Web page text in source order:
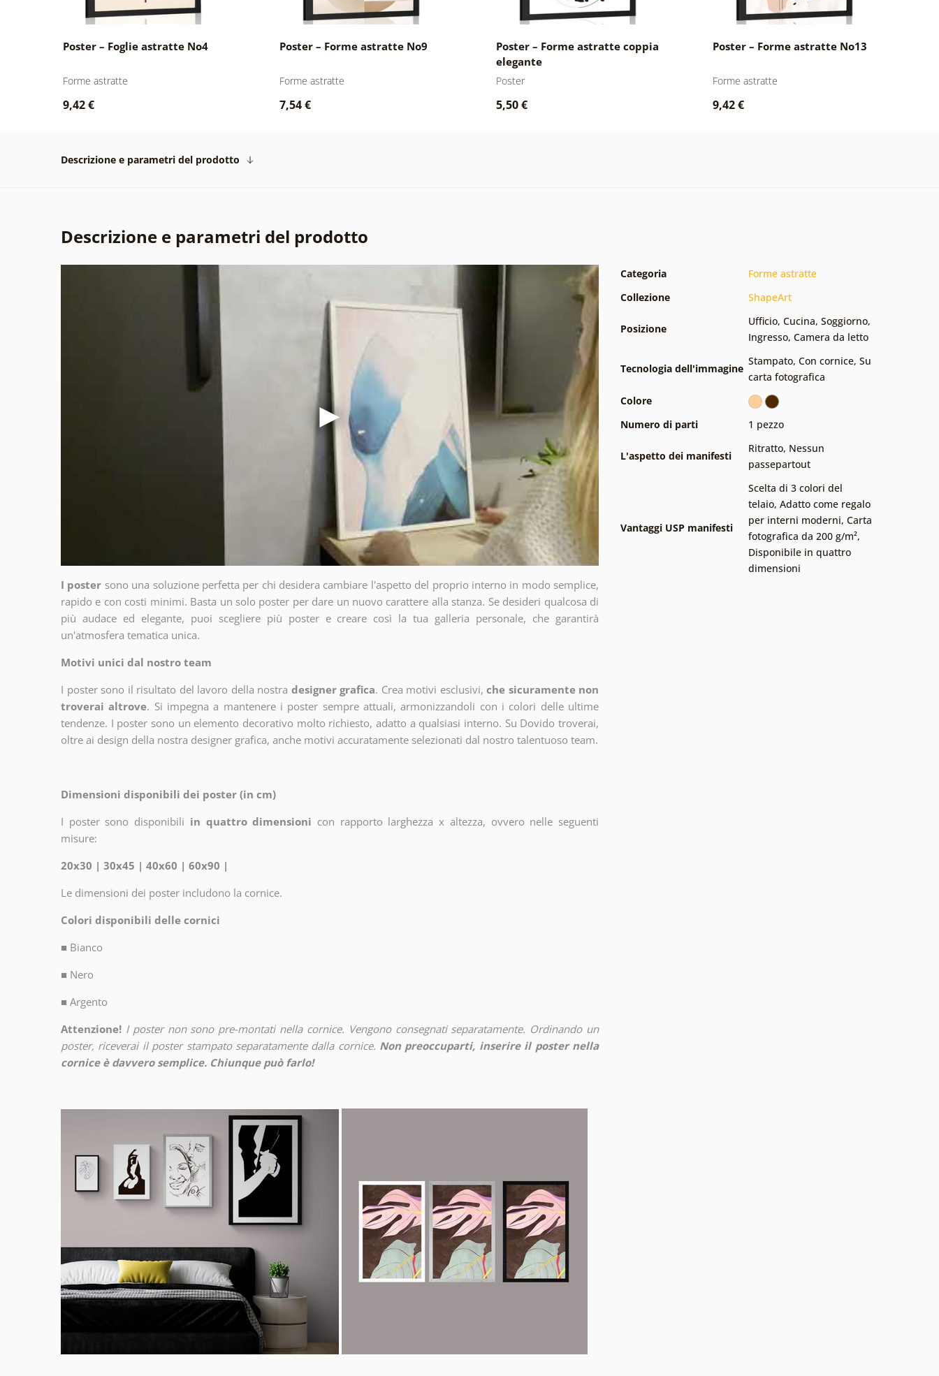
Poster – Foglie astratte No4
Forme astratte
9,42 €
Poster – Forme astratte No9
Forme astratte
7,54 €
Poster – Forme astratte coppia
elegante
Poster
5,50 €
Poster – Forme astratte No13
Forme astratte
9,42 €
Descrizione e parametri del prodotto
Descrizione e parametri del prodotto
I poster sono una soluzione perfetta per chi desidera cambiare l'aspetto del proprio interno in modo semplice,
rapido e con costi minimi. Basta un solo poster per dare un nuovo carattere alla stanza. Se desideri qualcosa di
più audace ed elegante, puoi scegliere più poster e creare così la tua galleria personale, che garantirà
un'atmosfera tematica unica.
Motivi unici dal nostro team
I poster sono il risultato del lavoro della nostra designer grafica. Crea motivi esclusivi, che sicuramente non
troverai altrove. Si impegna a mantenere i poster sempre attuali, armonizzandoli con i colori delle ultime
tendenze. I poster sono un elemento decorativo molto richiesto, adatto a qualsiasi interno. Su Dovido troverai,
oltre ai design della nostra designer grafica, anche motivi accuratamente selezionati dal nostro talentuoso team.
Dimensioni disponibili dei poster (in cm)
I poster sono disponibili in quattro dimensioni con rapporto larghezza x altezza, ovvero nelle seguenti
misure:
20x30 | 30x45 | 40x60 | 60x90 |
Le dimensioni dei poster includono la cornice.
Colori disponibili delle cornici
■ Bianco
■ Nero
■ Argento
Attenzione! I poster non sono pre-montati nella cornice. Vengono consegnati separatamente. Ordinando un
poster, riceverai il poster stampato separatamente dalla cornice. Non preoccuparti, inserire il poster nella
cornice è davvero semplice. Chiunque può farlo!
Categoria
Forme astratte
Collezione
ShapeArt
Posizione
Ufficio, Cucina, Soggiorno,
Ingresso, Camera da letto
Tecnologia dell'immagine
Stampato, Con cornice, Su
carta fotografica
Colore
Numero di parti
1 pezzo
L'aspetto dei manifesti
Ritratto, Nessun
passepartout
Vantaggi USP manifesti
Scelta di 3 colori del
telaio, Adatto come regalo
per interni moderni, Carta
fotografica da 200 g/m²,
Disponibile in quattro
dimensioni